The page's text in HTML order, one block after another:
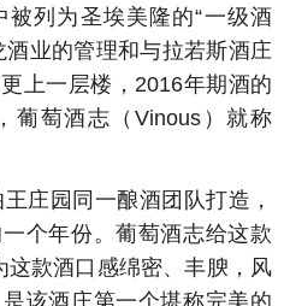
列为圣埃美隆的“一级酒
酒业的管理和与拉若斯酒庄
上一层楼，2016年期酒的
葡萄酒志（Vinous）就称
庄园同一酿酒团队打造，
个年份。葡萄酒志给这款
款酒口感绵密、丰腴，风
该酒庄第一个堪称完美的